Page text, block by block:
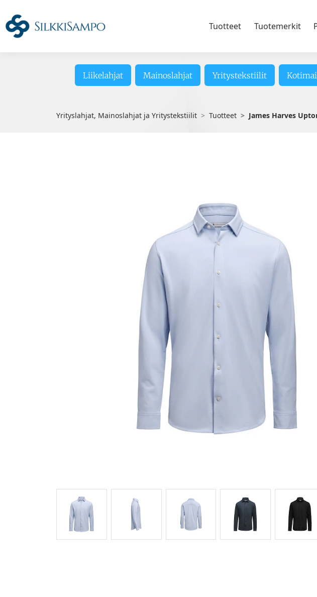
Tuotteet Tuotemerkit
Liikelahjat Mainoslahjat Yritystekstiilit
Yrityslahjat, Mainoslahjat ja Yritystekstiilit Tuotteet James Harves